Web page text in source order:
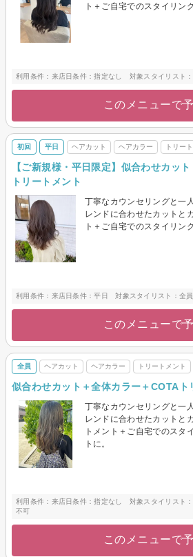
ト＋ご自宅でのスタイリン
利用条件：来店日条件：指定なし 対象スタイリスト
このメニューで
初回 平日 ヘアカット ヘアカラー トリー
【ご新規様・平日限定】似合わせカッ
トリートメント
丁寧なカウンセリングと一
レンドに合わせたカットと
ト＋ご自宅でのスタイリン
利用条件：来店日条件：平日 対象スタイリスト：全
このメニューで
全員 ヘアカット ヘアカラー トリートメント
似合わせカット＋全体カラー＋COTAト
丁寧なカウンセリングと一
レンドに合わせたカットと
トメント＋ご自宅でのスタ
トに。
利用条件：来店日条件：指定なし 対象スタイリスト
不可
このメニューで